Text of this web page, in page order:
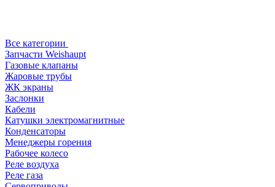
Все категории
Запчасти Weishaupt
Газовые клапаны
Жаровые трубы
ЖК экраны
Заслонки
Кабели
Катушки электромагнитные
Конденсаторы
Менеджеры горения
Рабочее колесо
Реле воздухa
Реле газа